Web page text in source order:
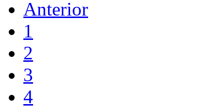
Anterior
1
2
3
4